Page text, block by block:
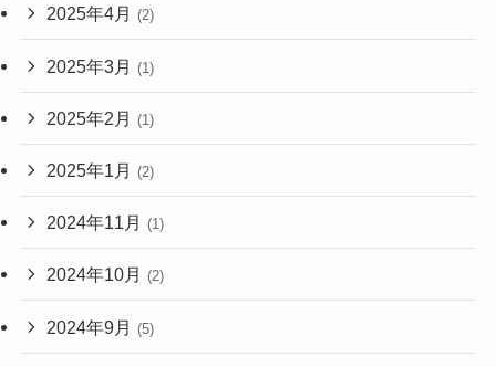
2025年4月 (2)
2025年3月 (1)
2025年2月 (1)
2025年1月 (2)
2024年11月 (1)
2024年10月 (2)
2024年9月 (5)